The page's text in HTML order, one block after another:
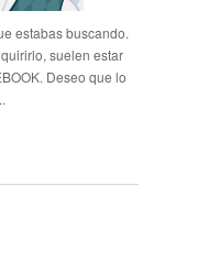
estabas buscando.
suelen estar
Deseo que lo